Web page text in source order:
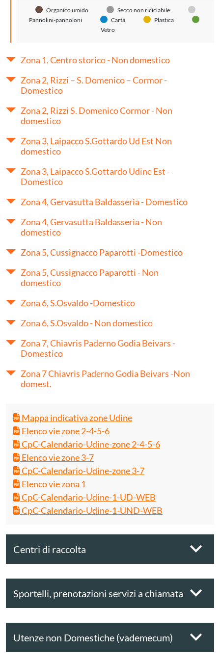
Organico umido
Secco non riciclabile
Pannolini-pannoloni
Carta
Plastica
Vetro
Zona 1, Centro storico - Non domestico
Zona 2, Rizzi – S. Domenico – Cormor -
Domestico
Zona 2, Rizzi S. Domenico Cormor - Non
domestico
Zona 3, Laipacco S.Gottardo Ud Est Non
domestico
Zona 3, Laipacco S.Gottardo Udine Est -
Domestico
Zona 4, Gervasutta Baldasseria - Domestico
Zona 4, Gervasutta Baldasseria - Non
domestico
Zona 5, Cussignacco Paparotti -Domestico
Zona 5, Cussignacco Paparotti - Non
domestico
Zona 6, S.Osvaldo -Domestico
Zona 6, S.Osvaldo - Non domestico
Zona 7, Chiavris Paderno Godia Beivars -
Domestico
Zona 7 Chiavris Paderno Godia Beivars -Non
domest.
Mappa indicativa zone Udine
Elenco vie zone 2-4-5-6
CpC-Calendario-Udine-zone 2-4-5-6
Elenco vie zone 3-7
CpC-Calendario-Udine-zone 3-7
Elenco vie zona 1
CpC-Calendario-Udine-1-UD-WEB
CpC-Calendario-Udine-1-UND-WEB
Centri di raccolta
Sportelli, prenotazioni servizi a chiamata
Utenze non Domestiche (vademecum)